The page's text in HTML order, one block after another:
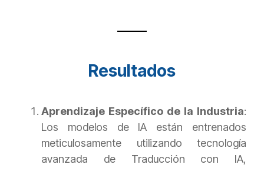
Resultados
Aprendizaje Específico de la Industria:
Los modelos de IA están entrenados
meticulosamente utilizando tecnología
avanzada de Traducción con IA,